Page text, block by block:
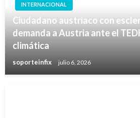
INTERNACIONAL
Ciudadano austriaco con
demanda a Austria ante el
climática
soporteinfix julio 6, 2026